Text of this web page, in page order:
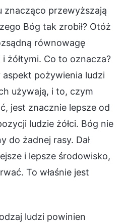
znacząco przewyższają
Bóg tak zrobił? Otóż
równowagę
i żółtymi. Co to oznacza?
pożywienia ludzi
używają, i to, czym
jest znacznie lepsze od
ludzie żółci. Bóg nie
do żadnej rasy. Dał
i lepsze środowisko,
To właśnie jest
ludzi powinien